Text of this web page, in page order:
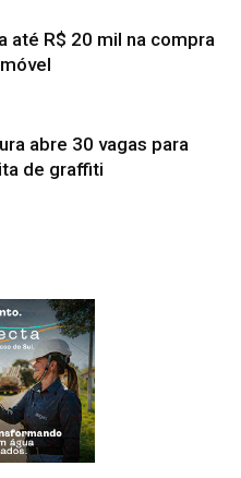
até R$ 20 mil na compra
abre 30 vagas para
de graffiti